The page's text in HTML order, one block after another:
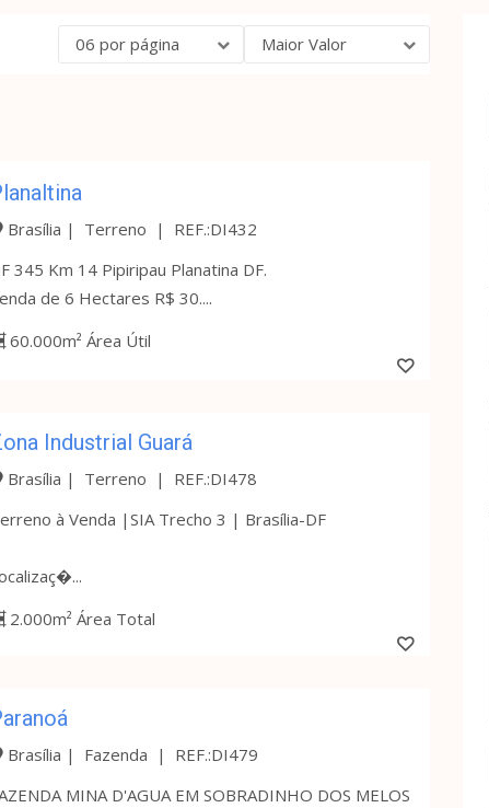
Maior Valor
06 por página
Brasília | Terreno | REF.:DI432
345 Km 14 Pipiripau Planatina DF.
de 6 Hectares R$ 30....
60.000m² Área Útil
Industrial Guará
Brasília | Terreno | REF.:DI478
à Venda |SIA Trecho 3 | Brasília-DF
2.000m² Área Total
Brasília | Fazenda | REF.:DI479
MINA D'AGUA EM SOBRADINHO DOS MELOS